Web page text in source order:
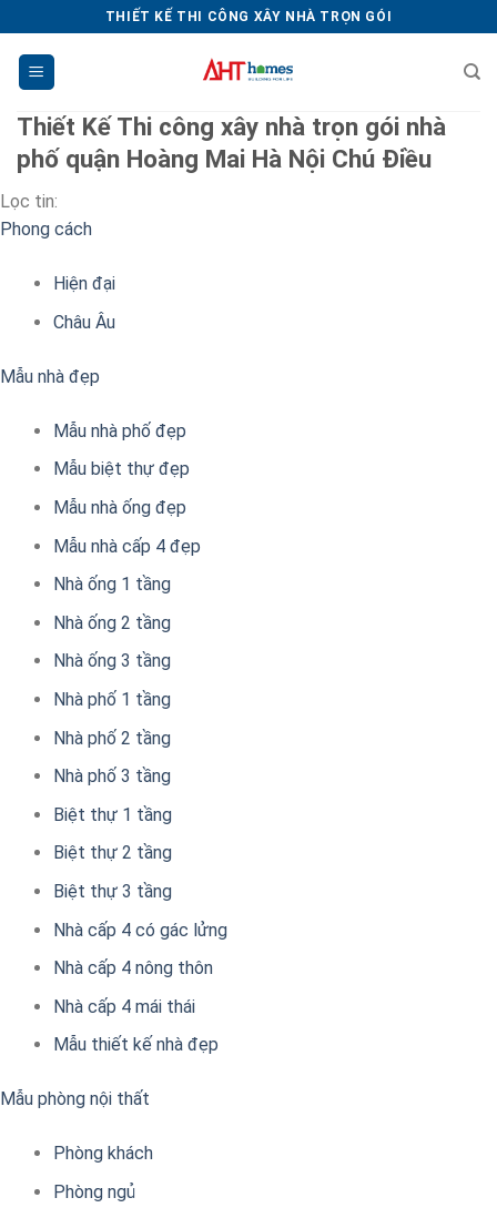
dung
THIẾT KẾ THI CÔNG XÂY NHÀ TRỌN GÓI
Thiết Kế Thi công xây nhà trọn gói nhà
phố quận Hoàng Mai Hà Nội Chú Điều
Lọc tin:
Phong cách
Hiện đại
Châu Âu
Mẫu nhà đẹp
Mẫu nhà phố đẹp
Mẫu biệt thự đẹp
Mẫu nhà ống đẹp
Mẫu nhà cấp 4 đẹp
Nhà ống 1 tầng
Nhà ống 2 tầng
Nhà ống 3 tầng
Nhà phố 1 tầng
Nhà phố 2 tầng
Nhà phố 3 tầng
Biệt thự 1 tầng
Biệt thự 2 tầng
Biệt thự 3 tầng
Nhà cấp 4 có gác lửng
Nhà cấp 4 nông thôn
Nhà cấp 4 mái thái
Mẫu thiết kế nhà đẹp
Mẫu phòng nội thất
Phòng khách
Phòng ngủ